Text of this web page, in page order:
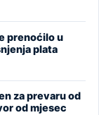
prenoćilo u
plata
za prevaru od
od mjesec